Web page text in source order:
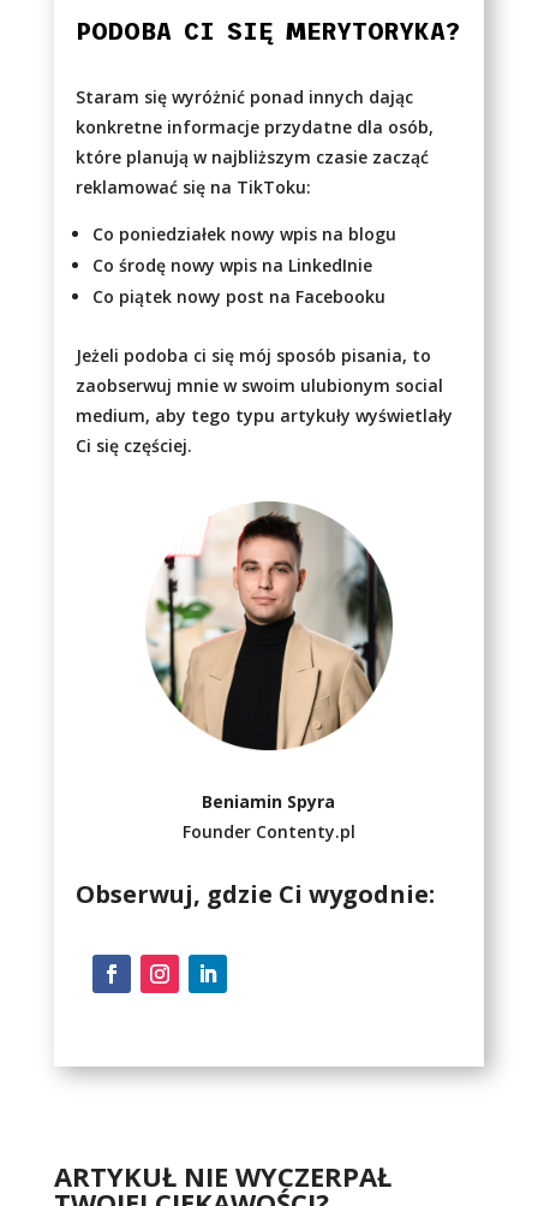
PODOBA CI SIĘ MERYTORYKA?
Staram się wyróżnić ponad innych dając
konkretne informacje przydatne dla osób,
które planują w najbliższym czasie zacząć
reklamować się na TikToku:
Co poniedziałek nowy wpis na blogu
Co środę nowy wpis na LinkedInie
Co piątek nowy post na Facebooku
Jeżeli podoba ci się mój sposób pisania, to
zaobserwuj mnie w swoim ulubionym social
medium, aby tego typu artykuły wyświetlały
Ci się częściej.
Beniamin Spyra
Founder Contenty.pl
Obserwuj, gdzie Ci wygodnie:
ARTYKUŁ NIE WYCZERPAŁ